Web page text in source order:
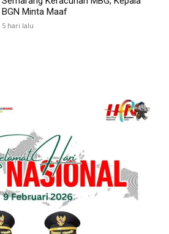
BGN Minta Maaf
5 hari lalu